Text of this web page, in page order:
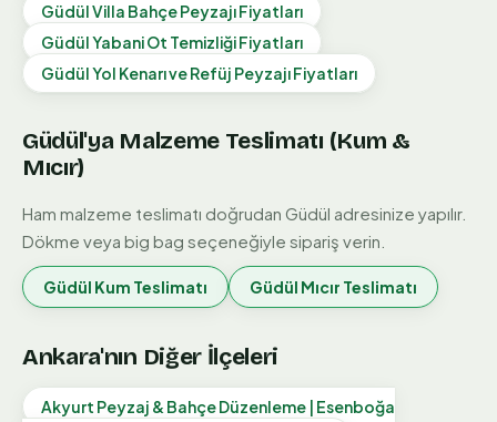
GüdülVilla Bahçe PeyzajıFiyatları
GüdülYabani Ot TemizliğiFiyatları
GüdülYol Kenarı ve Refüj PeyzajıFiyatları
Güdül'ya Malzeme Teslimatı (Kum &
Mıcır)
Ham malzeme teslimatı doğrudan Güdül adresinize yapılır.
Dökme veya big bag seçeneğiyle sipariş verin.
Güdül Kum Teslimatı Güdül Mıcır Teslimatı
Ankara'nın Diğer İlçeleri
Akyurt Peyzaj & Bahçe Düzenleme | Esenboğa